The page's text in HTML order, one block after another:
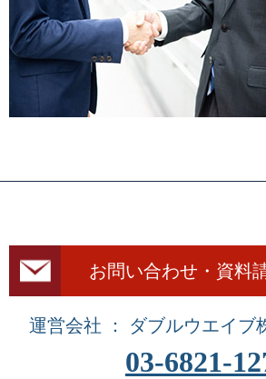
お問い合わせ・資料
運営会社 ： ダブルウエイブ
03-6821-